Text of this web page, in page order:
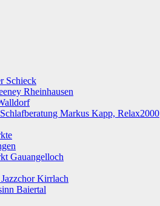
Schieck
Rheinhausen
Markus Kapp, Relax2000
Gauangelloch
Kirrlach
Baiertal